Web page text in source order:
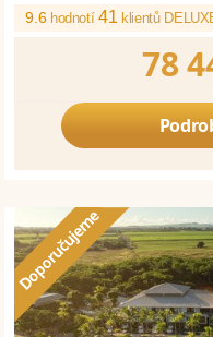
9.6 hodnotí41 klientů
78